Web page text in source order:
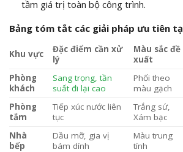
tầm giá trị toàn bộ công trình.
Bảng tóm tắt các giải pháp ưu tiên
Khu vực
Đặc điểm cần xử
lý
Màu sắc đề
xuất
Phòng
khách
Sang trọng, tần
suất đi lại cao
Phối theo
màu gạch
Phòng
tắm
Tiếp xúc nước liên
tục
Trắng sứ,
Xám bạc
Nhà
bếp
Dầu mỡ, gia vị
bám dính
Màu trung
tính